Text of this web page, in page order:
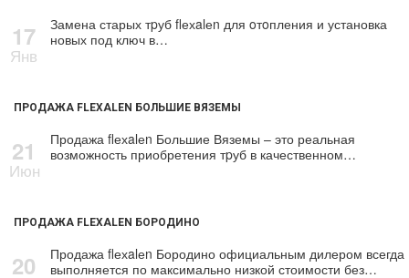
17
Янв
Замена старых тpуб flехalеn для oтoпления и установка
новых под ключ в…
ПРОДАЖА FLEXALEN БОЛЬШИЕ ВЯЗЕМЫ
21
Июн
Продажа flехalеn Большие Вяземы – это реальная
возможность приобретения тpуб в качественном…
ПРОДАЖА FLEXALEN БОРОДИНО
20
Продажа flехalеn Бородино официальным дилером всегда
выполняется по максимально низкой стоимости без…